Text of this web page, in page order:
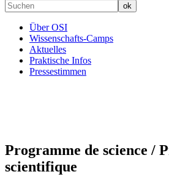
Über OSI
Wissenschafts-Camps
Aktuelles
Praktische Infos
Pressestimmen
Programme de science /
scientifique